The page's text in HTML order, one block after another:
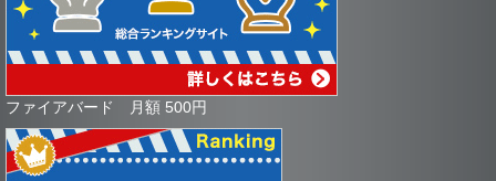
ファイアバード 月額 500円